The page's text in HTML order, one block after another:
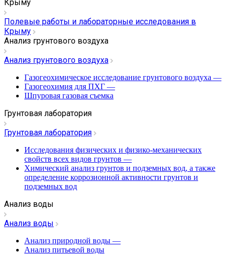
Крыму
Полевые работы и лабораторные исследования в
Крыму
Анализ грунтового воздуха
Анализ грунтового воздуха
Газогеохимическое исследование грунтового воздуха —
Газогеохимия для ПХГ —
Шпуровая газовая съемка
Грунтовая лаборатория
Грунтовая лаборатория
Исследования физических и физико-механических
свойств всех видов грунтов —
Химический анализ грунтов и подземных вод, а также
определение коррозионной активности грунтов и
подземных вод
Анализ воды
Анализ воды
Анализ природной воды —
Анализ питьевой воды